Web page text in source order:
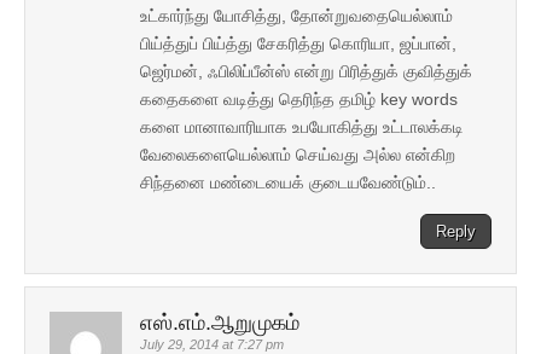
உட்கார்ந்து யோசித்து, தோன்றுவதையெல்லாம்
பிய்த்துப் பிய்த்து சேகரித்து கொரியா, ஜப்பான்,
ஜெர்மன், ஃபிலிப்பீன்ஸ் என்று பிரித்துக் குவித்துக்
கதைகளை வடித்து தெரிந்த தமிழ் key words
களை மானாவாரியாக உபயோகித்து உட்டாலக்கடி
வேலைகளையெல்லாம் செய்வது அல்ல என்கிற
சிந்தனை மண்டையைக் குடையவேண்டும்..
Reply
எஸ்.எம்.ஆறுமுகம்
July 29, 2014 at 7:27 pm